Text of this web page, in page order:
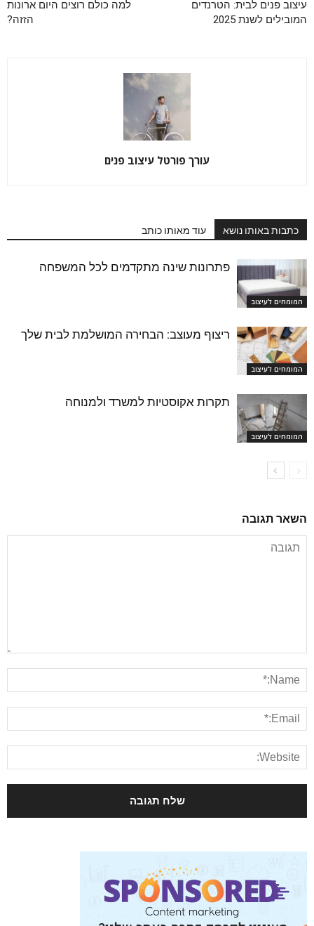
עיצוב פנים לבית: הטרנדים
המובילים לשנת 2025
למה כולם רוצים היום ארונות
הזזה?
עורך פורטל עיצוב פנים
כתבות באותו נושא עוד מאותו כותב
המומחים לעיצוב
פתרונות שינה מתקדמים לכל המשפחה
המומחים לעיצוב
ריצוף מעוצב: הבחירה המושלמת לבית שלך
המומחים לעיצוב
תקרות אקוסטיות למשרד ולמנוחה
השאר תגובה